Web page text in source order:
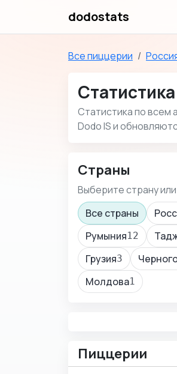
dodostats
Все пиццерии
Статистика по всем
Dodo IS и
Страны
Выберите страну
Все страны
Румыния12
Грузия3
Молдова1
Пиццерии